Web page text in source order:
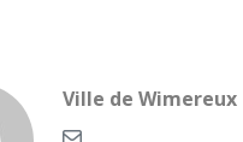
Ville de Wimereux